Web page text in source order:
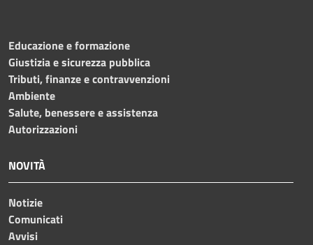
Educazione e formazione
Giustizia e sicurezza pubblica
Tributi, finanze e contravvenzioni
Ambiente
Salute, benessere e assistenza
Autorizzazioni
NOVITÀ
Notizie
Comunicati
Avvisi